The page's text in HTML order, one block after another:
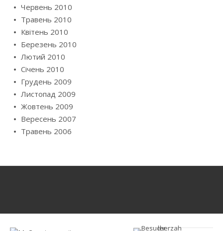
Червень 2010
Травень 2010
Квітень 2010
Березень 2010
Лютий 2010
Січень 2010
Грудень 2009
Листопад 2009
Жовтень 2009
Вересень 2007
Травень 2006